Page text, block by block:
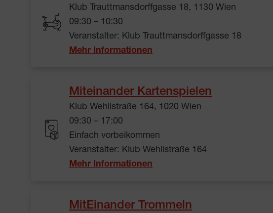
Klub Trauttmansdorffgasse 18, 1130 Wien
09:30 – 10:30
Veranstalter: Klub Trauttmansdorffgasse 18
Mehr Informationen
Miteinander Kartenspielen
Klub Wehlistraße 164, 1020 Wien
09:30 – 17:00
Einfach vorbeikommen
Veranstalter: Klub Wehlistraße 164
Mehr Informationen
MitEinander Trommeln